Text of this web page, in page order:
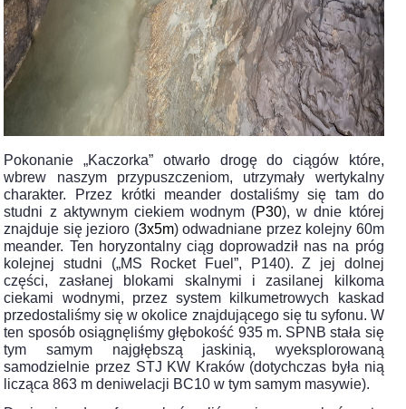
Pokonanie „Kaczorka” otwarło drogę do ciągów które,
wbrew naszym przypuszczeniom, utrzymały wertykalny
charakter. Przez krótki meander dostaliśmy się tam do
studni z aktywnym ciekiem wodnym (P30), w dnie której
znajduje się jezioro (3x5m) odwadniane przez kolejny 60m
meander. Ten horyzontalny ciąg doprowadził nas na próg
kolejnej studni („MS Rocket Fuel”, P140). Z jej dolnej
części, zasłanej blokami skalnymi i zasilanej kilkoma
ciekami wodnymi, przez system kilkumetrowych kaskad
przedostaliśmy się w okolice znajdującego się tu syfonu. W
ten sposób osiągnęliśmy głębokość 935 m. SPNB stała się
tym samym najgłębszą jaskinią, wyeksplorowaną
samodzielnie przez STJ KW Kraków (dotychczas była nią
licząca 863 m deniwelacji BC10 w tym samym masywie).